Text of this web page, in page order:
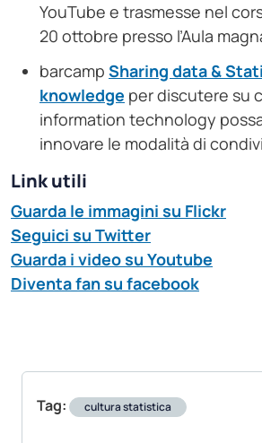
Tag: cultura statistica
YouTube e trasmesse nel
20 ottobre presso l’Aula
barcamp Sharing data &
knowledge per discutere su
information technology
innovare le modalità di
Link utili
Guarda le immagini su Flickr
Seguici su Twitter
Guarda i video su Youtube
Diventa fan su facebook